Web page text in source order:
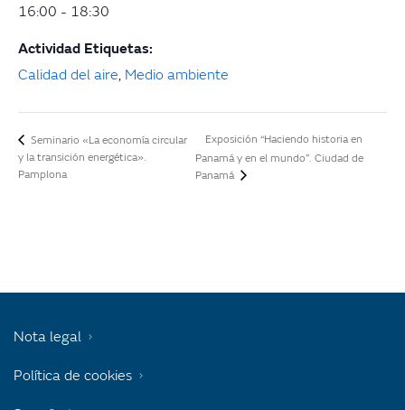
16:00 - 18:30
Actividad Etiquetas:
Calidad del aire, Medio ambiente
Seminario «La economía circular
y la transición energética».
Pamplona
Exposición “Haciendo historia en
Panamá y en el mundo”. Ciudad de
Panamá
Nota legal
Política de cookies